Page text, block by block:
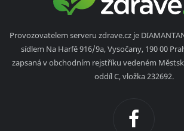
Provozovatelem serveru zdrave.cz je
sídlem Na Harfě 916/9a, Vysočany, 190 00
zapsaná v obchodním rejstříku vedeném
oddíl C, vložka 232692.